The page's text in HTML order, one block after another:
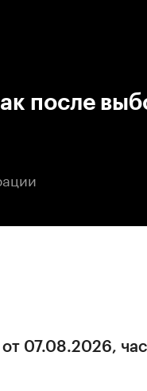
после
07.08.2026,